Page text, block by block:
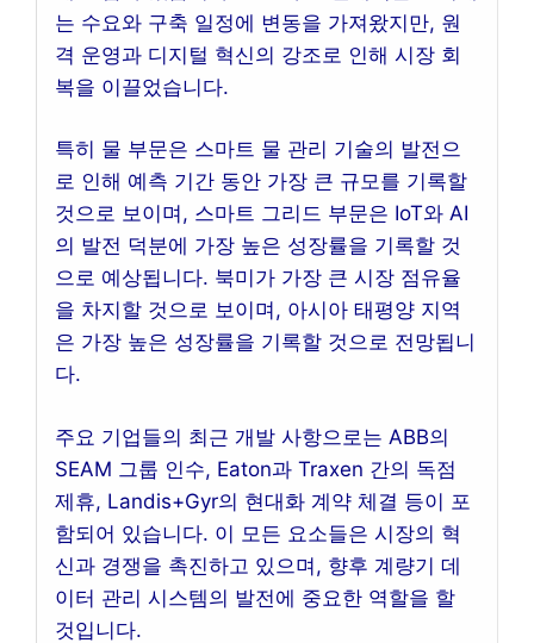
는 수요와 구축 일정에 변동을 가져왔지만, 원
격 운영과 디지털 혁신의 강조로 인해 시장 회
복을 이끌었습니다.
특히 물 부문은 스마트 물 관리 기술의 발전으
로 인해 예측 기간 동안 가장 큰 규모를 기록할
것으로 보이며, 스마트 그리드 부문은 IoT와 AI
의 발전 덕분에 가장 높은 성장률을 기록할 것
으로 예상됩니다. 북미가 가장 큰 시장 점유율
을 차지할 것으로 보이며, 아시아 태평양 지역
은 가장 높은 성장률을 기록할 것으로 전망됩니
다.
주요 기업들의 최근 개발 사항으로는 ABB의
SEAM 그룹 인수, Eaton과 Traxen 간의 독점
제휴, Landis+Gyr의 현대화 계약 체결 등이 포
함되어 있습니다. 이 모든 요소들은 시장의 혁
신과 경쟁을 촉진하고 있으며, 향후 계량기 데
이터 관리 시스템의 발전에 중요한 역할을 할
것입니다.